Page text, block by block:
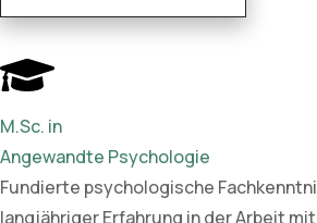
M.Sc. in
Angewandte Psychologie
Fundierte psychologische
langjähriger Erfahrung in der Arbeit